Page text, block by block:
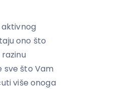
aktivnog
ono što
sve što Vam
više onoga